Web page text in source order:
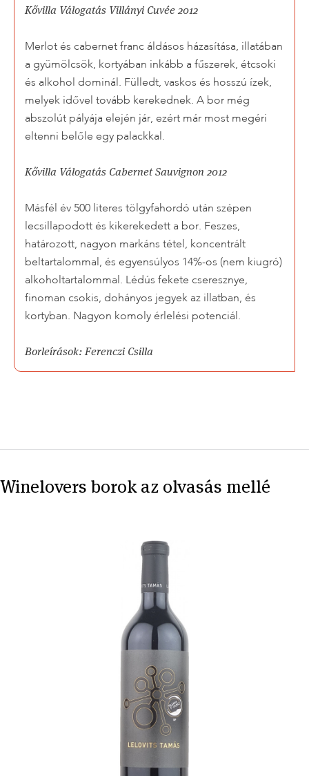
Kővilla Válogatás Villányi Cuvée 2012
Merlot és cabernet franc áldásos házasítása, illatában
a gyümölcsök, kortyában inkább a fűszerek, étcsoki
és alkohol dominál. Fülledt, vaskos és hosszú ízek,
melyek idővel tovább kerekednek. A bor még
abszolút pályája elején jár, ezért már most megéri
eltenni belőle egy palackkal.
Kővilla Válogatás Cabernet Sauvignon 2012
Másfél év 500 literes tölgyfahordó után szépen
lecsillapodott és kikerekedett a bor. Feszes,
határozott, nagyon markáns tétel, koncentrált
beltartalommal, és egyensúlyos 14%-os (nem kiugró)
alkoholtartalommal. Lédús fekete cseresznye,
finoman csokis, dohányos jegyek az illatban, és
kortyban. Nagyon komoly érlelési potenciál.
Borleírások: Ferenczi Csilla
Winelovers borok az olvasás mellé